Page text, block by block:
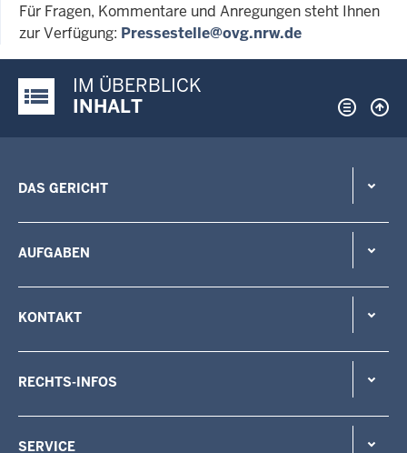
Für Fragen, Kommentare und Anregungen steht Ihnen
zur Verfügung: Pressestelle@ovg.nrw.de
Justiz-Portal im Überblick:
IM ÜBERBLICK
INHALT
DAS GERICHT
AUFGABEN
KONTAKT
RECHTS-INFOS
SERVICE